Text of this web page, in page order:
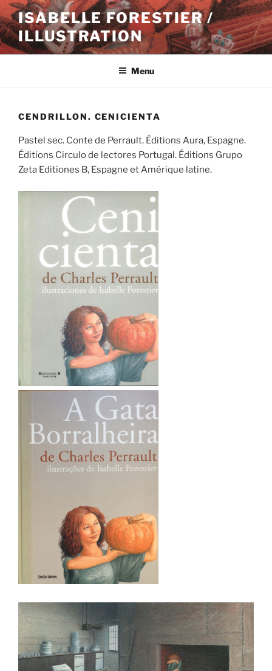
Aller
au
contenu
principal
ISABELLE FORESTIER /
ILLUSTRATION
Menu
CENDRILLON. CENICIENTA
Pastel sec. Conte de Perrault. Éditions Aura, Espagne.
Éditions Circulo de lectores Portugal. Éditions Grupo
Zeta Editiones B, Espagne et Amérique latine.